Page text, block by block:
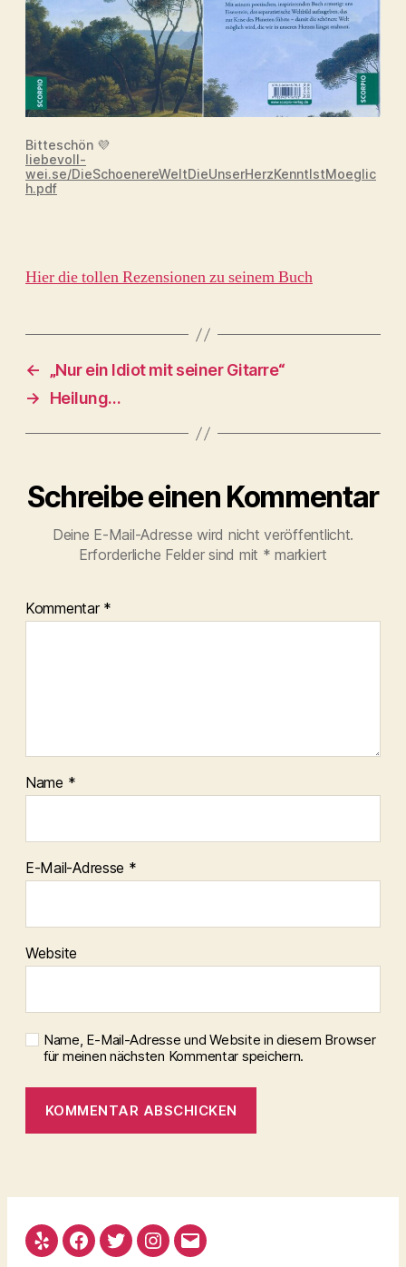
Bitteschön 💜
liebevoll-
wei.se/DieSchoenereWeltDieUnserHerzKenntIstMoeglic
h.pdf
Hier die tollen Rezensionen zu seinem Buch
←
„Nur ein Idiot mit seiner Gitarre“
→
Heilung…
Schreibe einen Kommentar
Deine E-Mail-Adresse wird nicht veröffentlicht.
Erforderliche Felder sind mit * markiert
Kommentar *
Name *
E-Mail-Adresse *
Website
Name, E-Mail-Adresse und Website in diesem Browser
für meinen nächsten Kommentar speichern.
Yelp Facebook
TwitterInstagram
Email